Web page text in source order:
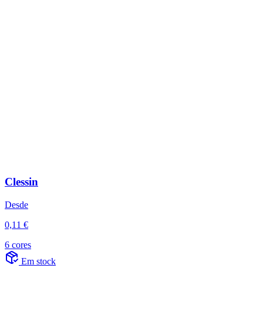
Clessin
Desde
0,11 €
6 cores
Em stock